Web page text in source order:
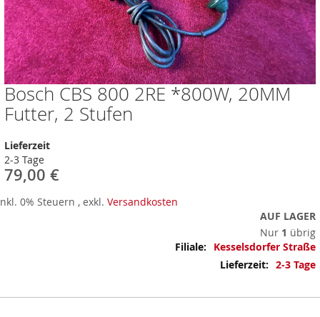
Bosch CBS 800 2RE *800W, 20MM
Futter, 2 Stufen
Lieferzeit
2-3 Tage
79,00 €
0% Steuern , exkl. Versandkosten
AUF LAGER
Nur 1 übrig
Mehr
Informationen
Kesselsdorfer Straße
2-3 Tage
Zum
Anfang
der
springen